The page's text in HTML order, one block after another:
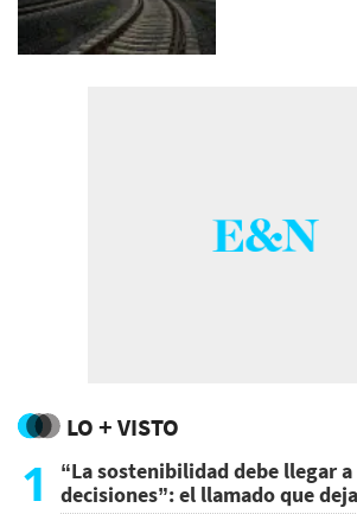
LO + VISTO
1
“La sostenibilidad debe llegar a
decisiones”: el llamado que